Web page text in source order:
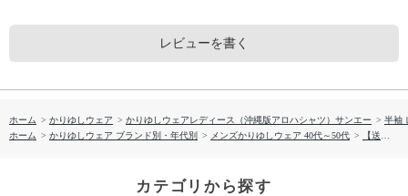
レビューを書く
ホーム > かりゆしウェア > かりゆしウェアレディース（沖縄版アロハシャツ）サンエー > 半袖
ホーム > かりゆしウェア ブランド別・年代別 > メンズかりゆしウェア 40代～50代 > 【送料無料】やちむん葉っぱ サッカー生地 かりゆしウェアP1026-14L
カテゴリから探す